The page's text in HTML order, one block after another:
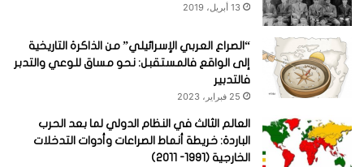
13 أبريل، 2019
“الصراع العربي الإسرائيلي” من الذاكرة التاريخية
إلى الواقع فالمستقبل: نحو مساق للوعي والتدبر
فالتدبير
25 فبراير، 2023
العالم الثالث في النظام الدولي لما بعد الحرب
الباردة: خريطة أنماط الصراعات وأدوات التدخلات
الخارجية (1991- 2011)